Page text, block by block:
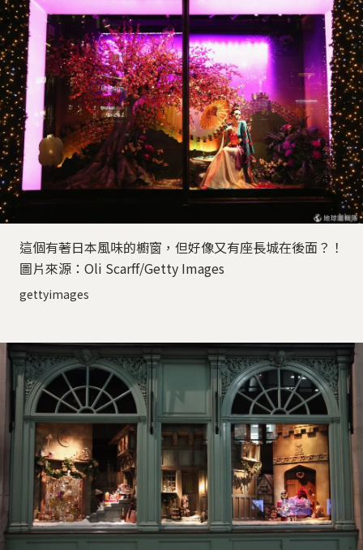
這個有著日本風味的櫥窗，但好像又有座長城在後面？！
圖片來源：Oli Scarff/Getty Images
gettyimages